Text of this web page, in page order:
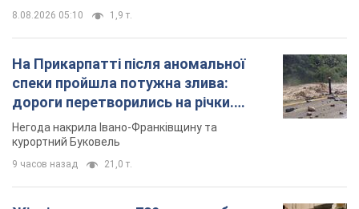
за газ через покази зіпсованого